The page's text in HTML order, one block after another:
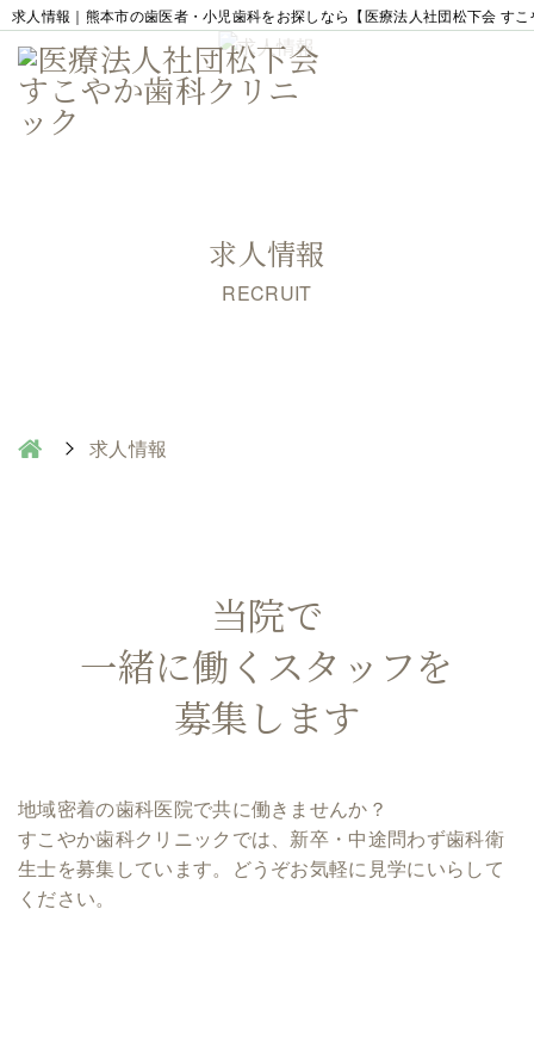
求人情報｜熊本市の歯医者・小児歯科をお探しなら【医療法人社団松下会 す
求人情報
RECRUIT
求人情報
当院で
一緒に働くスタッフを
募集します
地域密着の歯科医院で共に働きませんか？
すこやか歯科クリニックでは、新卒・中途問わず歯科衛
生士を募集しています。どうぞお気軽に見学にいらして
ください。